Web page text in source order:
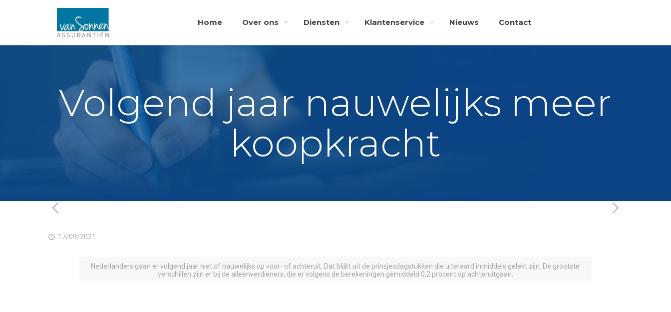
Home Over ons Diensten Klantenservice Nieuws Contact
Volgend jaar nauwelijks meer
koopkracht
17/09/2021
Nederlanders gaan er volgend jaar niet of nauwelijks op voor- of achteruit. Dat blijkt uit de prinsjesdagstukken die uiteraard inmiddels gelekt zijn. De grootste
verschillen zijn er bij de alleenverdieners, die er volgens de berekeningen gemiddeld 0,2 procent op achteruitgaan.